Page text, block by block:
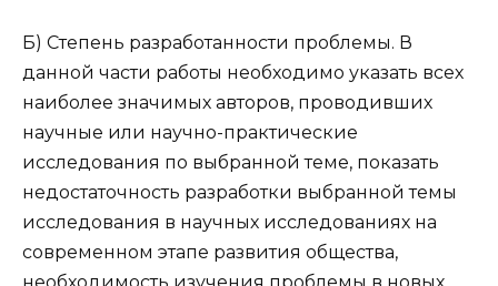
Б) Степень разработанности проблемы. В
данной части работы необходимо указать всех
наиболее значимых авторов, проводивших
научные или научно-практические
исследования по выбранной теме, показать
недостаточность разработки выбранной темы
исследования в научных исследованиях на
современном этапе развития общества,
необходимость изучения проблемы в новых